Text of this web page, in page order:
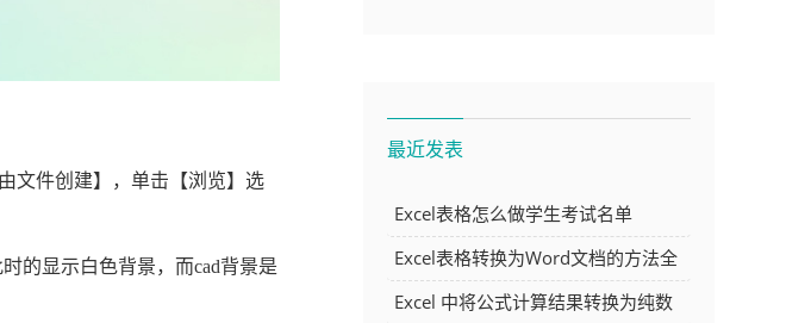
文件创建】，单击【浏览】选
的显示白色背景，而cad背景是
最近发表
Excel表格怎么做学生考试名单
Excel表格转换为Word文档的方法全
解析
Excel 中将公式计算结果转换为纯数